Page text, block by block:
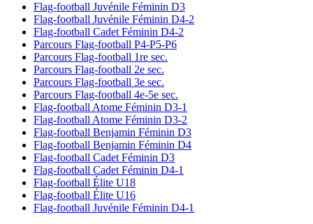
Flag-football Juvénile Féminin D3
Flag-football Juvénile Féminin D4-2
Flag-football Cadet Féminin D4-2
Parcours Flag-football P4-P5-P6
Parcours Flag-football 1re sec.
Parcours Flag-football 2e sec.
Parcours Flag-football 3e sec.
Parcours Flag-football 4e-5e sec.
Flag-football Atome Féminin D3-1
Flag-football Atome Féminin D3-2
Flag-football Benjamin Féminin D3
Flag-football Benjamin Féminin D4
Flag-football Cadet Féminin D3
Flag-football Cadet Féminin D4-1
Flag-football Élite U18
Flag-football Élite U16
Flag-football Juvénile Féminin D4-1